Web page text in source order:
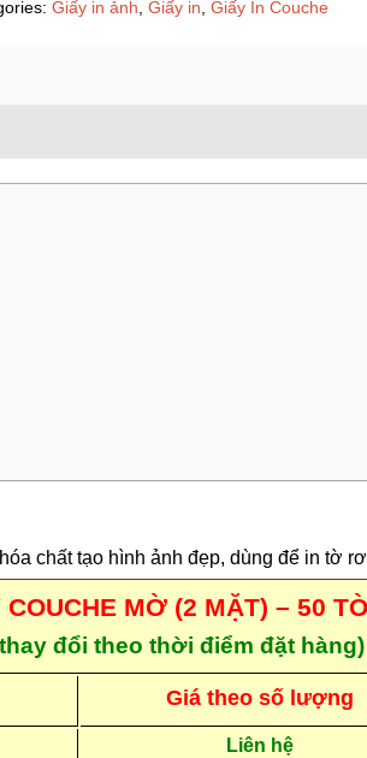
Giấy in ảnh, Giấy in, Giấy In Couche
chất tạo hình ảnh đẹp, dùng để in tờ
COUCHE MỜ (2 MẶT) – 50
đổi theo thời điểm đặt hàng)
Giá theo số lượng
Liên hệ